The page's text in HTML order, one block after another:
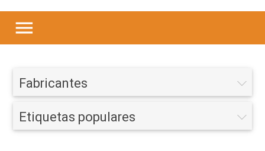
menu
Fabricantes
Etiquetas populares